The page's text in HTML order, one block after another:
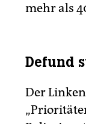
mehr als
Defund
Der